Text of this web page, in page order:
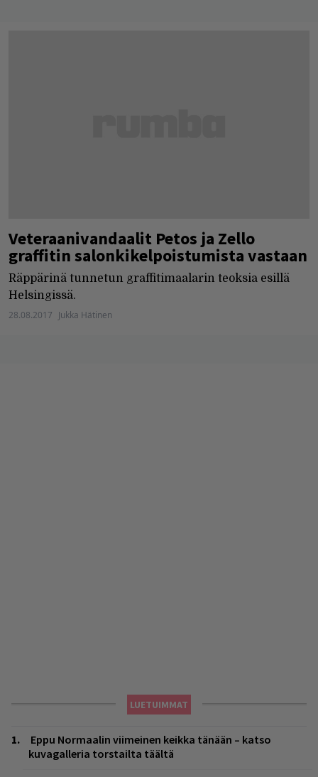
Veteraanivandaalit Petos ja Zello
graffitin salonkikelpoistumista vastaan
Räppärinä tunnetun graffitimaalarin teoksia esillä
Helsingissä.
28.08.2017 Jukka Hätinen
LUETUIMMAT
Eppu Normaalin viimeinen keikka tänään – katso
kuvagalleria torstailta täältä